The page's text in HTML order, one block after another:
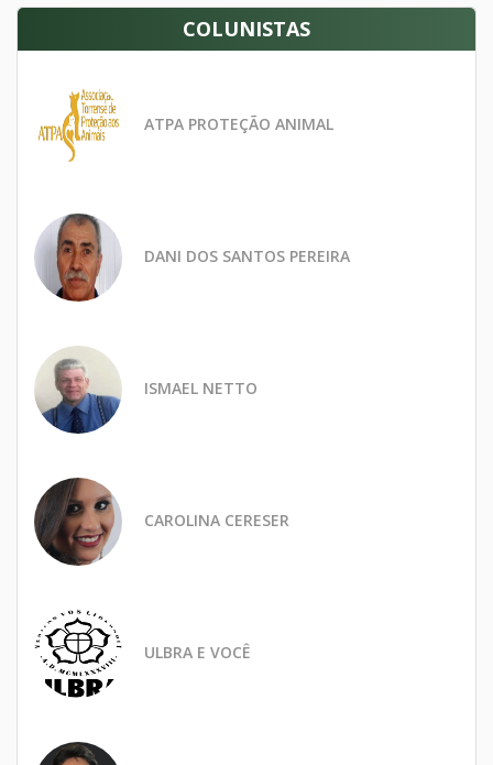
COLUNISTAS
ATPA PROTEÇÃO ANIMAL
DANI DOS SANTOS PEREIRA
ISMAEL NETTO
CAROLINA CERESER
ULBRA E VOCÊ